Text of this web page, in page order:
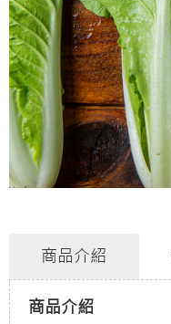
商品介紹
商品介紹